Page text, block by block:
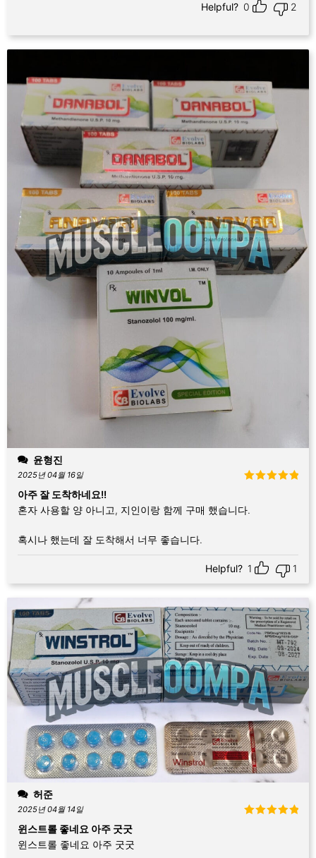
Helpful? 0 2
윤형진
2025년 04월 16일
아주 잘 도착하네요!!
혼자 사용할 양 아니고, 지인이랑 함께 구매 했습니다.
혹시나 했는데 잘 도착해서 너무 좋습니다.
Helpful? 1 1
허준
2025년 04월 14일
윈스트롤 좋네요 아주 굿굿
윈스트롤 좋네요 아주 굿굿